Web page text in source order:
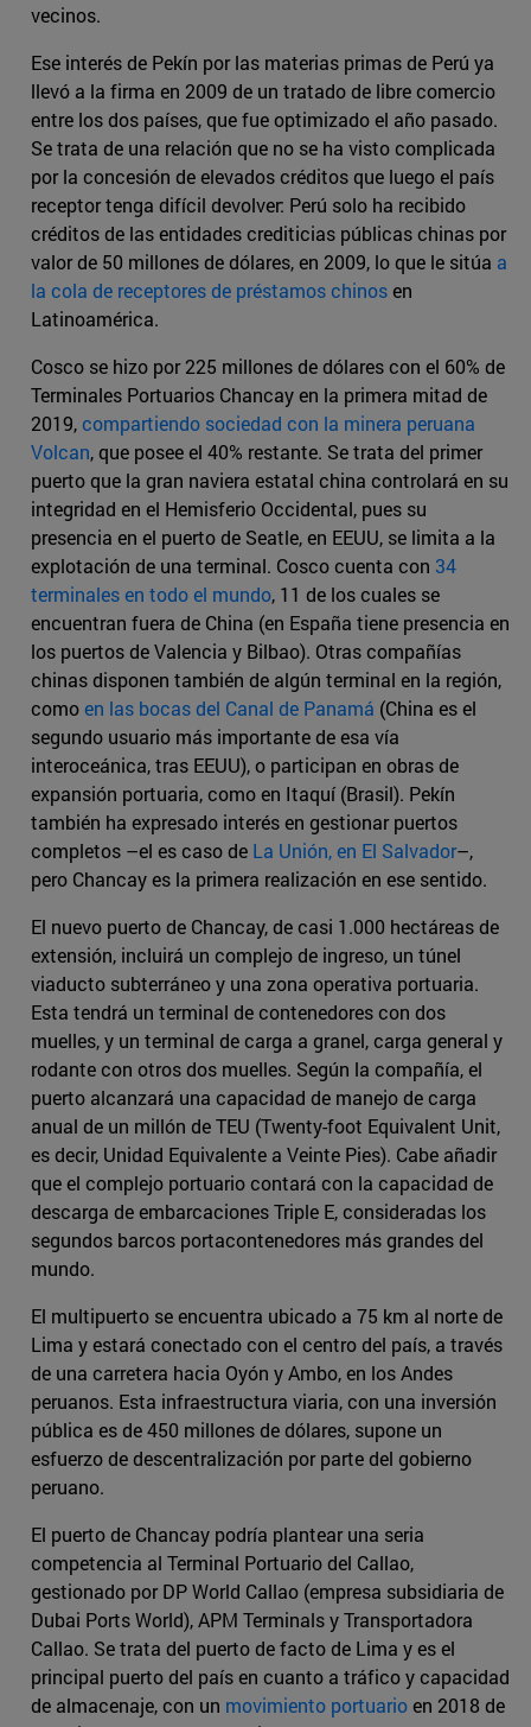
vecinos.
Ese interés de Pekín por las materias primas de Perú ya
llevó a la firma en 2009 de un tratado de libre comercio
entre los dos países, que fue optimizado el año pasado.
Se trata de una relación que no se ha visto complicada
por la concesión de elevados créditos que luego el país
receptor tenga difícil devolver: Perú solo ha recibido
créditos de las entidades crediticias públicas chinas por
valor de 50 millones de dólares, en 2009, lo que le sitúa a
la cola de receptores de préstamos chinosen
Latinoamérica.
Cosco se hizo por 225 millones de dólares con el 60% de
Terminales Portuarios Chancay en la primera mitad de
2019,compartiendo sociedad con la minera peruana
Volcan, que posee el 40% restante. Se trata del primer
puerto que la gran naviera estatal china controlará en su
integridad en el Hemisferio Occidental, pues su
presencia en el puerto de Seatle, en EEUU, se limita a la
explotación de una terminal. Cosco cuenta con 34
terminales en todo el mundo, 11 de los cuales se
encuentran fuera de China (en España tiene presencia en
los puertos de Valencia y Bilbao). Otras compañías
chinas disponen también de algún terminal en la región,
comoen las bocas del Canal de Panamá (China es el
segundo usuario más importante de esa vía
interoceánica, tras EEUU), o participan en obras de
expansión portuaria, como en Itaquí (Brasil). Pekín
también ha expresado interés en gestionar puertos
completos –el es caso de La Unión, en El Salvador–,
pero Chancay es la primera realización en ese sentido.
El nuevo puerto de Chancay, de casi 1.000 hectáreas de
extensión, incluirá un complejo de ingreso, un túnel
viaducto subterráneo y una zona operativa portuaria.
Esta tendrá un terminal de contenedores con dos
muelles, y un terminal de carga a granel, carga general y
rodante con otros dos muelles. Según la compañía, el
puerto alcanzará una capacidad de manejo de carga
anual de un millón de TEU (Twenty-foot Equivalent Unit,
es decir, Unidad Equivalente a Veinte Pies). Cabe añadir
que el complejo portuario contará con la capacidad de
descarga de embarcaciones Triple E, consideradas los
segundos barcos portacontenedores más grandes del
mundo.
El multipuerto se encuentra ubicado a 75 km al norte de
Lima y estará conectado con el centro del país, a través
de una carretera hacia Oyón y Ambo, en los Andes
peruanos. Esta infraestructura viaria, con una inversión
pública es de 450 millones de dólares, supone un
esfuerzo de descentralización por parte del gobierno
peruano.
El puerto de Chancay podría plantear una seria
competencia al Terminal Portuario del Callao,
gestionado por DP World Callao (empresa subsidiaria de
Dubai Ports World), APM Terminals y Transportadora
Callao. Se trata del puerto de facto de Lima y es el
principal puerto del país en cuanto a tráfico y capacidad
de almacenaje, con un movimiento portuarioen 2018 de